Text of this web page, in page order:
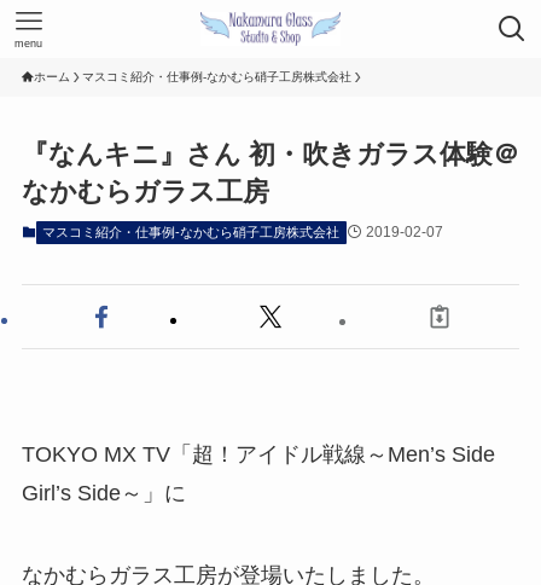
menu
ホーム マスコミ紹介・仕事例-なかむら硝子工房株式会社
『なんキニ』さん 初・吹きガラス体験＠
なかむらガラス工房
マスコミ紹介・仕事例-なかむら硝子工房株式会社 2019-02-07
TOKYO MX TV「超！アイドル戦線～Men’s Side
Girl’s Side～」に
なかむらガラス工房が登場いたしました。